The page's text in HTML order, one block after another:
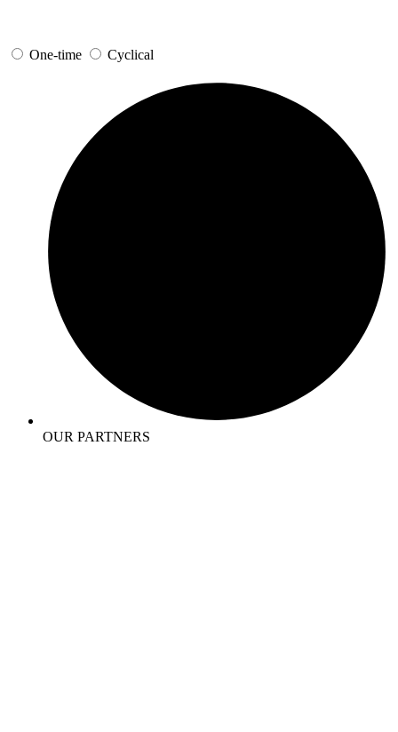
One-time Cyclical
OUR PARTNERS